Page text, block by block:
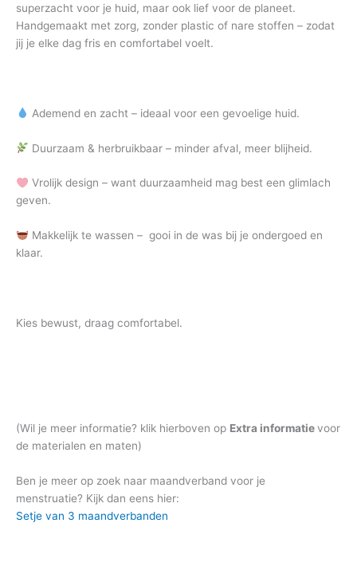
superzacht voor je huid, maar ook lief voor de planeet.
Handgemaakt met zorg, zonder plastic of nare stoffen – zodat
jij je elke dag fris en comfortabel voelt.
Ademend en zacht – ideaal voor een gevoelige huid.
Duurzaam & herbruikbaar – minder afval, meer blijheid.
Vrolijk design – want duurzaamheid mag best een glimlach
geven.
Makkelijk te wassen – gooi in de was bij je ondergoed en
klaar.
Kies bewust, draag comfortabel.
(Wil je meer informatie? klik hierboven op Extra informatievoor
de materialen en maten)
Ben je meer op zoek naar maandverband voor je
menstruatie? Kijk dan eens hier:
Setje van 3 maandverbanden